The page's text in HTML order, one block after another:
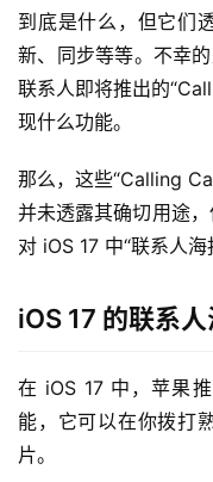
到底是什么，但它们
新、同步等等。不幸
联系人即将推出的
现什么功能。
那么，这些“Calling
并未透露其确切用途
对 iOS 17 中“联系人
iOS 17 的联系
在 iOS 17 中，苹果
能，它可以在你拨打
片。